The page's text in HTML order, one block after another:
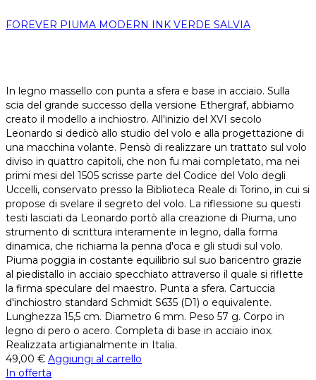
FOREVER PIUMA MODERN INK VERDE SALVIA
In legno massello con punta a sfera e base in acciaio. Sulla
scia del grande successo della versione Ethergraf, abbiamo
creato il modello a inchiostro. All'inizio del XVI secolo
Leonardo si dedicò allo studio del volo e alla progettazione di
una macchina volante. Pensò di realizzare un trattato sul volo
diviso in quattro capitoli, che non fu mai completato, ma nei
primi mesi del 1505 scrisse parte del Codice del Volo degli
Uccelli, conservato presso la Biblioteca Reale di Torino, in cui si
propose di svelare il segreto del volo. La riflessione su questi
testi lasciati da Leonardo portò alla creazione di Piuma, uno
strumento di scrittura interamente in legno, dalla forma
dinamica, che richiama la penna d'oca e gli studi sul volo.
Piuma poggia in costante equilibrio sul suo baricentro grazie
al piedistallo in acciaio specchiato attraverso il quale si riflette
la firma speculare del maestro. Punta a sfera. Cartuccia
d'inchiostro standard Schmidt S635 (D1) o equivalente.
Lunghezza 15,5 cm. Diametro 6 mm. Peso 57 g. Corpo in
legno di pero o acero. Completa di base in acciaio inox.
Realizzata artigianalmente in Italia.
49,00 € Aggiungi al carrello
In offerta